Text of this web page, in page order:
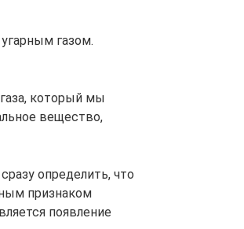
газом.
который мы
вещество,
определить, что
признаком
появление